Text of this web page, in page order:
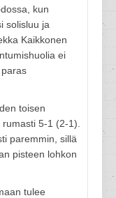
kun
solisluu ja
Kaikkonen
ei
toisen
5-1 (2-1).
paremmin, sillä
pisteen lohkon
tulee